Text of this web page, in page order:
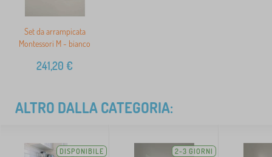
Set da arrampicata
Montessori M - bianco
241,20 €
ALTRO DALLA CATEGORIA:
DISPONIBILE 2-3 GIORNI